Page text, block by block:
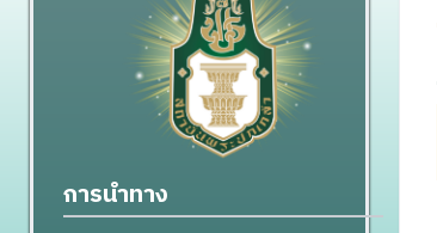
การนำทาง